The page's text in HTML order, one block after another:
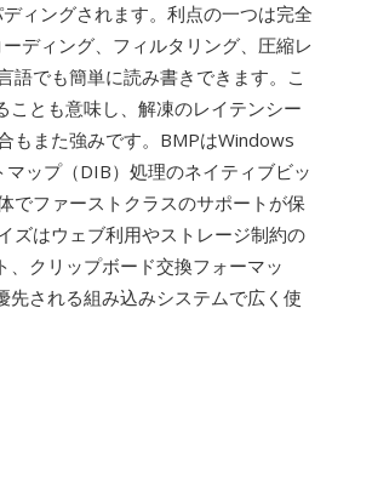
ィングされます。利点の一つは完全
ディング、フィルタリング、圧縮レ
語でも簡単に読み書きできます。こ
とも意味し、解凍のレイテンシー
もまた強みです。BMPはWindows
ップ（DIB）処理のネイティブビッ
でファーストクラスのサポートが保
ズはウェブ利用やストレージ制約の
クリップボード交換フォーマッ
先される組み込みシステムで広く使